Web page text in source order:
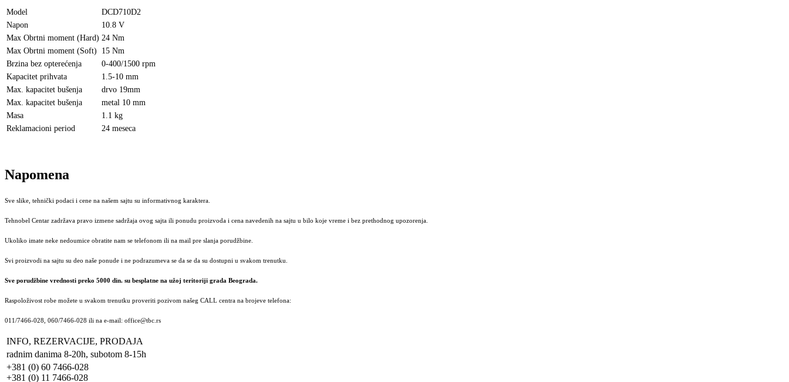
Model
DCD710D2
Napon
10.8 V
Max Obrtni moment (Hard) 24 Nm
Max Obrtni moment (Soft)
15 Nm
Brzina bez opterećenja
0-400/1500 rpm
Kapacitet prihvata
1.5-10 mm
Max. kapacitet bušenja
drvo 19mm
Max. kapacitet bušenja
metal 10 mm
Masa
1.1 kg
Reklamacioni period
24 meseca
Napomena
Sve slike, tehnički podaci i cene na našem sajtu su informativnog karaktera.
Tehnobel Centar zadržava pravo izmene sadržaja ovog sajta ili ponudu proizvoda i cena navedenih na sajtu u bilo koje vreme i bez prethodnog upozorenja.
Ukoliko imate neke nedoumice obratite nam se telefonom ili na mail pre slanja porudžbine.
Svi proizvodi na sajtu su deo naše ponude i ne podrazumeva se da se da su dostupni u svakom trenutku.
Sve porudžbine vrednosti preko 5000 din. su besplatne na užoj teritoriji grada Beograda.
Raspoloživost robe možete u svakom trenutku proveriti pozivom našeg CALL centra na brojeve telefona:
011/7466-028, 060/7466-028 ili na e-mail: office@tbc.rs
INFO, REZERVACIJE, PRODAJA
radnim danima 8-20h, subotom 8-15h
+381 (0) 60 7466-028
+381 (0) 11 7466-028